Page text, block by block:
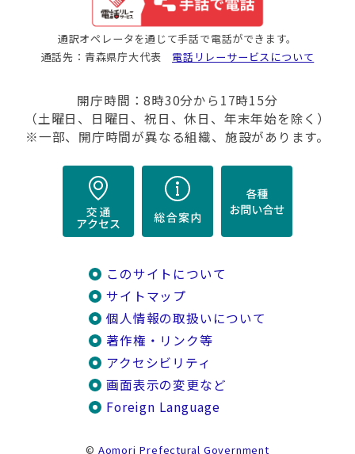
通訳オペレータを通じて手話で電話ができます。
通話先：青森県庁大代表 電話リレーサービスについて
開庁時間：8時30分から17時15分
（土曜日、日曜日、祝日、休日、年末年始を除く）
※一部、開庁時間が異なる組織、施設があります。
このサイトについて
サイトマップ
個人情報の取扱いについて
著作権・リンク等
アクセシビリティ
画面表示の変更など
Foreign Language
© Aomori Prefectural Government